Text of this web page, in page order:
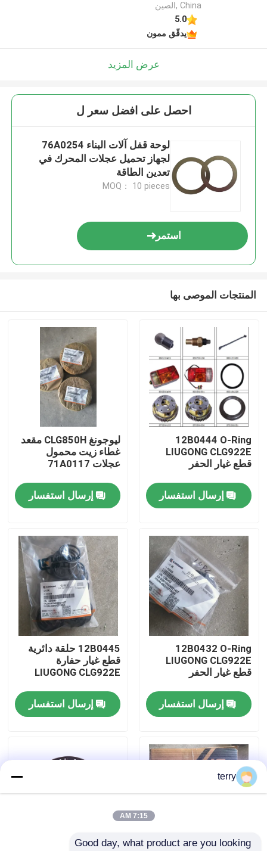
منزل
المنتجات
حول بنا
جولة في المعمل
ضبط الجودة
اتصل بنا
طلب اقتباس
قطع غيار الكمون
China ,الصين
5.0
يدقّق ممون
عرض المزيد
احصل على افضل سعر ل
لوحة قفل آلات البناء 76A0254
لجهاز تحميل عجلات المحرك في
تعدين الطاقة
MOQ： 10 pieces
استمر
المنتجات الموصى بها
12B0444 O-Ring
LIUGONG CLG922E
قطع غيار الحفر
إرسال استفسار
ليوجونغ CLG850H مقعد
غطاء زيت محمول
عجلات 71A0117
إرسال استفسار
12B0432 O-Ring
LIUGONG CLG922E
قطع غيار الحفر
إرسال استفسار
12B0445 حلقة دائرية
قطع غيار حفارة
LIUGONG CLG922E
إرسال استفسار
terry
7:15 AM
Good day, what product are you looking